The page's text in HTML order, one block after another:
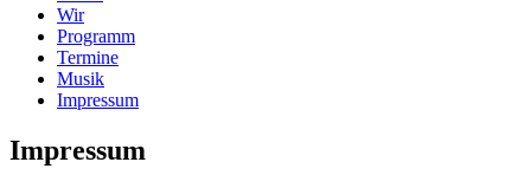
Wir
Programm
Termine
Musik
Impressum
Impressum